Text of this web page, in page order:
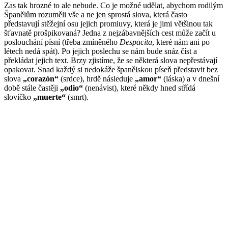
Zas tak hrozné to ale nebude. Co je možné udělat, abychom rodilým
Španělům rozuměli vše a ne jen sprostá slova, která často
představují stěžejní osu jejich promluvy, která je jimi většinou tak
šťavnatě prošpikovaná? Jedna z nejzábavnějších cest může začít u
poslouchání písní (třeba zmíněného Despacita, které nám ani po
létech nedá spát). Po jejich poslechu se nám bude snáz číst a
překládat jejich text. Brzy zjistíme, že se některá slova nepřestávají
opakovat. Snad každý si nedokáže španělskou píseň představit bez
slova „corazón“ (srdce), hrdě následuje „amor“ (láska) a v dnešní
době stále častěji „odio“ (nenávist), které někdy hned střídá
slovíčko „muerte“ (smrt).